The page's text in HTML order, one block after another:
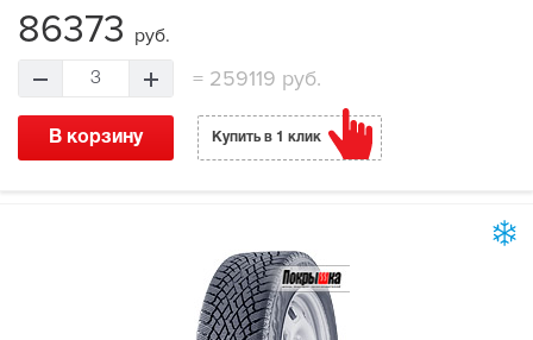
86373 руб.
3 =259119 руб.
В корзину Купить в 1 клик